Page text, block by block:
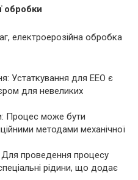
обробки
електроерозійна обробка
Устаткування для ЕЕО є
для невеликих
Процес може бути
методами механічної
Для проведення процесу
рідини, що додає